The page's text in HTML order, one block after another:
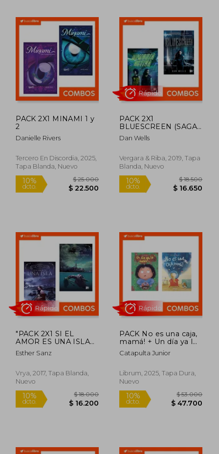
10%
Rápido
10%
Rápido
PACK 2X1 MINAMI 1 y
2
Danielle Rivers
Tercero En Discordia, 2025,
Tapa Blanda, Nuevo
PACK 2X1
BLUESCREEN (SAGA
EL MIRADOR 1) +
MEMORIA ACTIVA
3)
Dan Wells
Vergara & Riba, 2019, Tapa
Blanda, Nuevo
"PACK 2X1 SI EL
AMOR ES UNA ISLA
(SAGA LA ISLA 1) + SI
EL AMOR ES UN
(SAGA LA ISLA 2) "
Esther Sanz
Vrya, 2017, Tapa Blanda,
Nuevo
PACK No es una caja,
mamá! + Un día ya lo
verán
Catapulta Junior
Librum, 2025, Tapa Dura,
Nuevo